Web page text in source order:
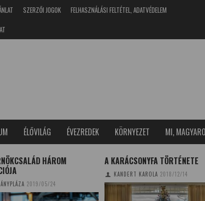
SZERZŐI JOGOK
FELHASZNÁLÁSI FELTÉTEL, ADATVÉDELEM
ÉLŐVILÁG ÉVEZREDEK KÖRNYEZET MI,
HÁROM
2019/05/24
A KARÁCSONYFA TÖRTÉNETE
KANDERT KAROLA 2018/12/14